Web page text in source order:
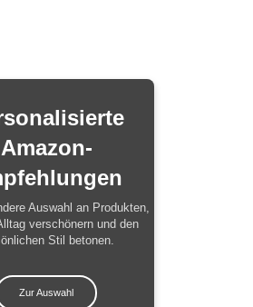
Amazon-
Auswahl an Produkten,
verschönern und den
Stil betonen.
Zur Auswahl